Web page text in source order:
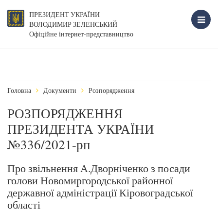
ПРЕЗИДЕНТ УКРАЇНИ
ВОЛОДИМИР ЗЕЛЕНСЬКИЙ
Офіційне інтернет-представництво
Головна Документи Розпорядження
РОЗПОРЯДЖЕННЯ
ПРЕЗИДЕНТА УКРАЇНИ
№336/2021-рп
Про звільнення А.Дворніченко з посади
голови Новомиргородської районної
державної адміністрації Кіровоградської
області